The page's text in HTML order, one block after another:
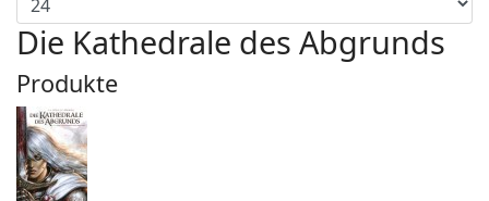
Die Kathedrale des Abgrunds
Produkte